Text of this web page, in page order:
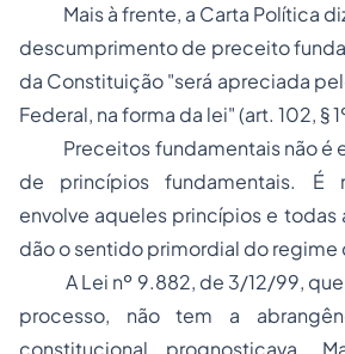
Mais à frente, a Carta Política
descumprimento de preceito
da Constituição "será apreciada
Federal, na forma da lei" (art. 102, §
Preceitos fundamentais não é
de princípios fundamentais. É
envolve aqueles princípios e todas
dão o sentido primordial do regime
A Lei nº 9.882, de 3/12/99, que
processo, não tem a
constitucional prognosticava.